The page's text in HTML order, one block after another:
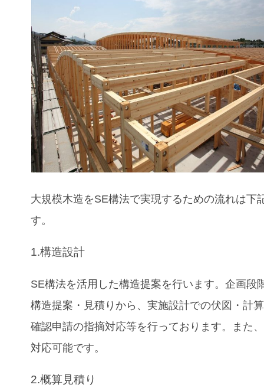
大規模木造をSE構法で実現するための流れは下
す。
1.構造設計
SE構法を活用した構造提案を行います。企画段
構造提案・見積りから、実施設計での伏図・計
確認申請の指摘対応等を行っております。また
対応可能です。
2.概算見積り